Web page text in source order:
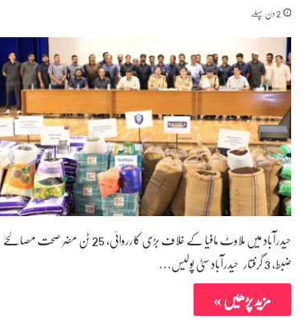
2 دن پہلے
حیدرآباد میں ملاوٹ مافیا کے خلاف بڑی کارروائی، 25 ٹن مضر صحت مصالحے
ضبط، 3 گرفتار حیدرآباد سٹی پولیس…
مزید پڑھیں »